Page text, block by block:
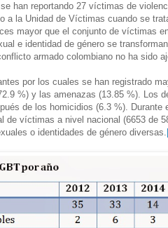
han reportando 27 víctimas de
a la Unidad de Víctimas cuando se
mayor que el conjunto de víctimas
e identidad de género se
armado colombiano no ha sido
por los cuales se han registrado
%) y las amenazas (13.85 %). Los
de los homicidios (6.3 %).
de víctimas a nivel nacional (6653 de
o identidades de género diversas.